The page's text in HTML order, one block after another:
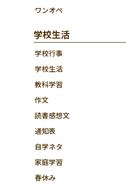
ワンオペ
学校生活
学校行事
学校生活
教科学習
作文
読書感想文
通知表
自学ネタ
家庭学習
春休み